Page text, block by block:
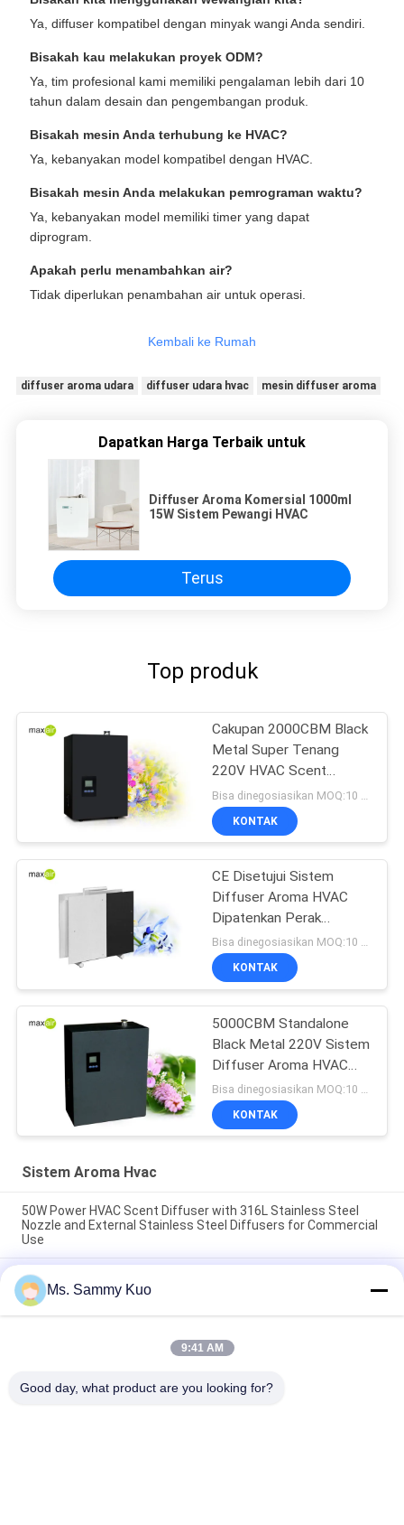
Ya, diffuser kompatibel dengan minyak wangi Anda sendiri.
Bisakah kau melakukan proyek ODM?
Ya, tim profesional kami memiliki pengalaman lebih dari 10
tahun dalam desain dan pengembangan produk.
Bisakah mesin Anda terhubung ke HVAC?
Ya, kebanyakan model kompatibel dengan HVAC.
Bisakah mesin Anda melakukan pemrograman waktu?
Ya, kebanyakan model memiliki timer yang dapat
diprogram.
Apakah perlu menambahkan air?
Tidak diperlukan penambahan air untuk operasi.
Kembali ke Rumah
diffuser aroma udara diffuser udara hvac mesin diffuser aroma
Dapatkan Harga Terbaik untuk
Diffuser Aroma Komersial 1000ml
15W Sistem Pewangi HVAC
Terus
Top produk
Cakupan 2000CBM Black
Metal Super Tenang
220V HVAC Scent
System
KONTAK
CE Disetujui Sistem
Diffuser Aroma HVAC
Dipatenkan Perak
Aluminium Diam Bekerja Bisa dinegosiasikan MOQ:10 buah
KONTAK
5000CBM Standalone
Black Metal 220V Sistem
Diffuser Aroma HVAC
Kerja Diam
Bisa dinegosiasikan MOQ:10 buah
KONTAK
Sistem Aroma Hvac
50W Power HVAC Scent Diffuser with 316L Stainless Steel
Nozzle and External Stainless Steel Diffusers for Commercial
Use
5L Oil Capacity Commercial HVAC Scent Diffuser with 316L
Stainless Steel Nozzle and Low Noise <25dba for Large Area
Aroma Diffusion
5000m3 Coverage 220V Commercial HVAC Scent Diffuser
with 316L Stainless Steel Nozzle and Central Air Conditioning
Ms. Sammy Kuo
9:41 AM
Good day, what product are you looking for?